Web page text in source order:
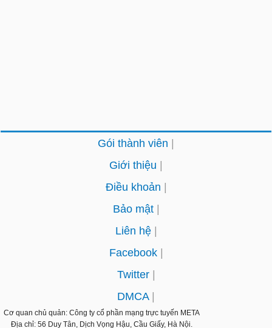
Gói thành viên
Giới thiệu
Điều khoản
Bảo mật
Liên hệ
Facebook
Twitter
DMCA
Cơ quan chủ quản: Công ty cổ phần mạng trực tuyến META
Địa chỉ: 56 Duy Tân, Dịch Vọng Hậu, Cầu Giấy, Hà Nội.